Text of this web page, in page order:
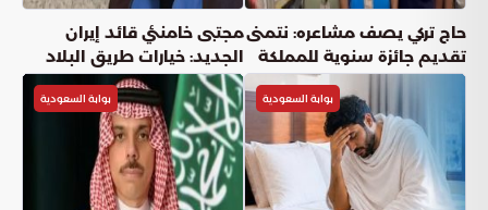
حاج تركي يصف مشاعره: نتمنى
تقديم جائزة سنوية للمملكة
مجتبى خامنئي قائد إيران
الجديد: خيارات طريق البلاد
بوابة السعودية بوابة السعودية